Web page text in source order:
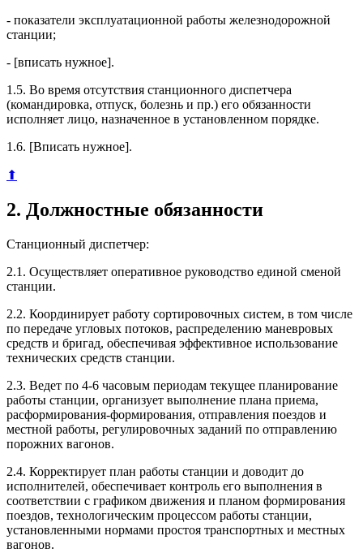
- показатели эксплуатационной работы железнодорожной
станции;
- [вписать нужное].
1.5. Во время отсутствия станционного диспетчера
(командировка, отпуск, болезнь и пр.) его обязанности
исполняет лицо, назначенное в установленном порядке.
1.6. [Вписать нужное].
⬆
2. Должностные обязанности
Станционный диспетчер:
2.1. Осуществляет оперативное руководство единой сменой
станции.
2.2. Координирует работу сортировочных систем, в том числе
по передаче угловых потоков, распределению маневровых
средств и бригад, обеспечивая эффективное использование
технических средств станции.
2.3. Ведет по 4-6 часовым периодам текущее планирование
работы станции, организует выполнение плана приема,
расформирования-формирования, отправления поездов и
местной работы, регулировочных заданий по отправлению
порожних вагонов.
2.4. Корректирует план работы станции и доводит до
исполнителей, обеспечивает контроль его выполнения в
соответствии с графиком движения и планом формирования
поездов, технологическим процессом работы станции,
установленными нормами простоя транспортных и местных
вагонов.